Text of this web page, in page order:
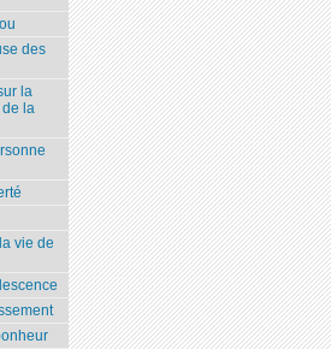
des
la
de la
vie de